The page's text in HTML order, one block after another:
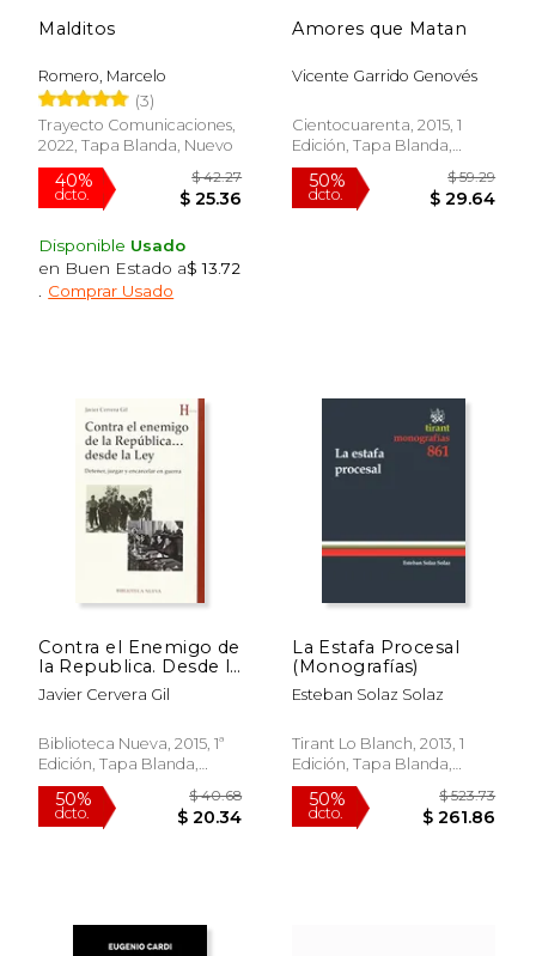
dcto.
Malditos
Romero, Marcelo
(3)
Trayecto Comunicaciones,
2022, Tapa Blanda, Nuevo
40%
dcto.
$ 42.27
$ 25.36
Disponible Usado
en Buen Estado a$ 13.72
Comprar Usado
Amores que Matan
Vicente Garrido Genovés
Cientocuarenta, 2015, 1
Edición, Tapa Blanda,
Nuevo
50%
dcto. $
Contra el Enemigo de
la Republica. Desde la
Leyy
Javier Cervera Gil
Biblioteca Nueva, 2015, 1ª
Edición, Tapa Blanda,
Usado
La Estafa Procesal
(Monografías)
Esteban Solaz Solaz
Tirant Lo Blanch, 2013, 1
Edición, Tapa Blanda,
Usado